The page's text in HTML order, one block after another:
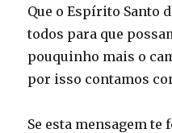
Que o Espírito Santo
todos para que
pouquinho mais o
por isso contamos
Se esta mensagem te